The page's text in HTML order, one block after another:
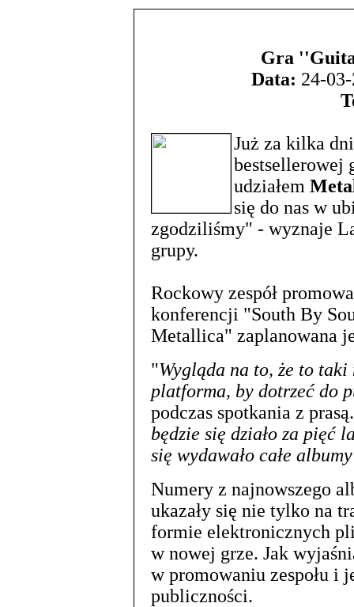
Gra
Data: 24-
Już za kilka
bestsellerowej
udziałem
się do nas w
zgodziliśmy" - wyznaje
grupy.
Rockowy zespół
konferencji "South By
Metallica" zaplanowana
"Wygląda na to, że to taki
platforma, by dotrzeć do
podczas spotkania z
będzie się działo za pięć
się wydawało całe
Numery z najnowszego
ukazały się nie tylko na
formie elektronicznych
w nowej grze. Jak
w promowaniu zespołu i
publiczności.